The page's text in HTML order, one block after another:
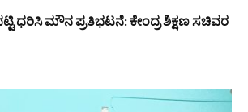
ಧರಿಸಿ ಮೌನ ಪ್ರತಿಭಟನೆ: ಕೇಂದ್ರ ಶಿಕ್ಷಣ ಸಚಿವರ